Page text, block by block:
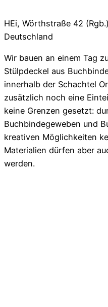
HEi, Wörthstraße 42
Deutschland
Wir bauen an einem Tag
Stülpdeckel aus
innerhalb der Schachtel
zusätzlich noch eine
keine Grenzen gesetzt:
Buchbindegeweben und
kreativen Möglichkeiten
Materialien dürfen aber
werden.